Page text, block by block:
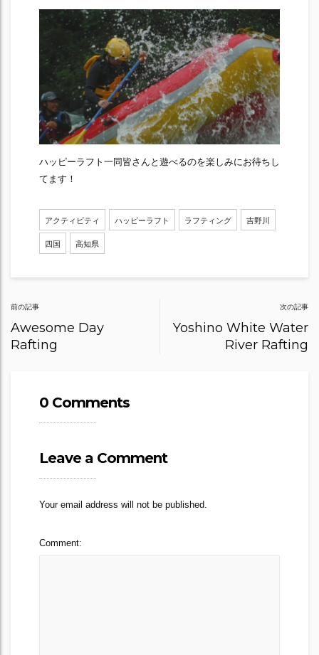
ハッピーラフト一同皆さんと遊べるのを楽しみにお待ちし
てます！
アクティビティ ハッピーラフト ラフティング 吉野川
四国 高知県
Post
navigation
前の記事
Awesome Day
Rafting
次の記事
Yoshino White Water
River Rafting
0 Comments
Leave a Comment
Your email address will not be published.
Comment: